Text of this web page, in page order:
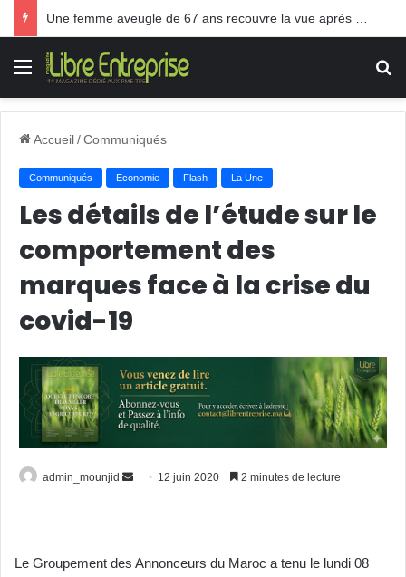
Menu
Accueil/Communiqués
Communiqués Economie Flash La Une
Les détails de l’étude sur le
comportement des
marques face à la crise du
covid-19
admin_mounjid
Envoyer12 juin 2020 2 minutes de lecture
Le Groupement des Annonceurs du Maroc a tenu le lundi 08